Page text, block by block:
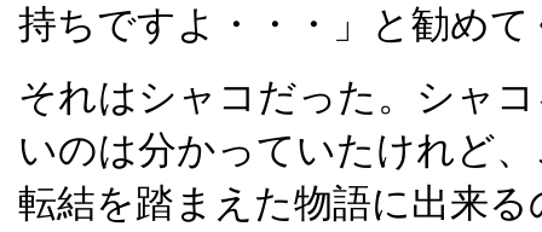
持ちですよ・・・」と勧め
それはシャコだった。シャ
いのは分かっていたけれど
転結を踏まえた物語に出来